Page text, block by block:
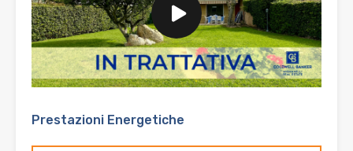
Prestazioni Energetiche